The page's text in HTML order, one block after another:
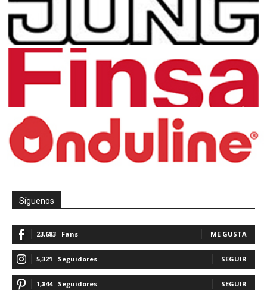
Síguenos
23,683 Fans ME GUSTA
5,321 Seguidores SEGUIR
1,844 Seguidores SEGUIR